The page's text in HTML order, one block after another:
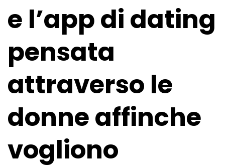
e l’app di dating
pensata
attraverso le
donne affinche
vogliono